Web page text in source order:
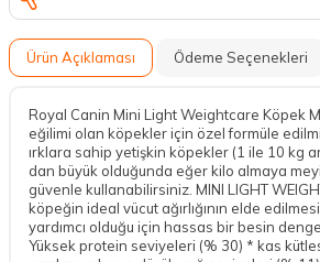
Ürün Açıklaması Ödeme Seçenekleri
Royal Canin Mini Light Weightcare Köpek
eğilimi olan köpekler için özel formüle
ırklara sahip yetişkin köpekler (1 ile 10 kg
dan büyük olduğunda eğer kilo almaya
güvenle kullanabilirsiniz. MINI LIGHT
köpeğin ideal vücut ağırlığının elde
yardımcı olduğu için hassas bir besin
Yüksek protein seviyeleri (% 30) * kas